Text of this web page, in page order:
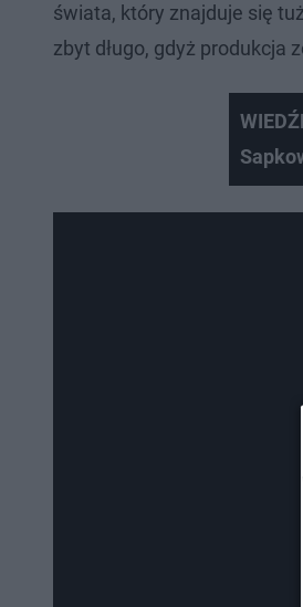
świata, który znajduje się
zbyt długo, gdyż produkcja